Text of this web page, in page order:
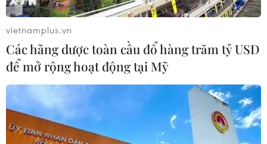
Tăng học phí gấp đôi, điểm chuẩn
Trường Đại học Dược Hà Nội có
giảm?
10/08/2026 13:43
Xây dựng mạng lưới trí thức kiều bào
trong các lĩnh vực công nghệ chiến
lược
vietnamplus.vn
Các hãng dược toàn cầu đổ hàng trăm tỷ USD
để mở rộng hoạt động tại Mỹ